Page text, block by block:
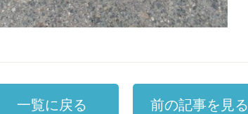
一覧に戻る 前の記事を見る